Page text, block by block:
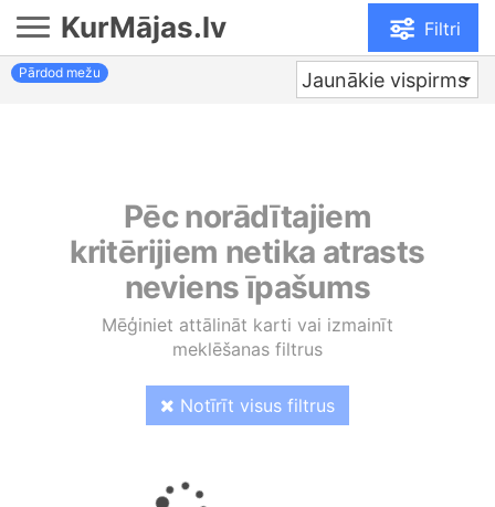
KurMājas.lv Filtri
Pārdod mežu Jaunākie vispirms
Pēc norādītajiem
kritērijiem netika atrasts
neviens īpašums
Mēģiniet attālināt karti vai izmainīt
meklēšanas filtrus
Notīrīt visus filtrus